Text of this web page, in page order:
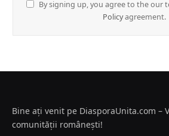
By signing up, you agree to the our
Policyagreement.
Bine ați venit pe DiasporaUnita.com –
comunității românești!